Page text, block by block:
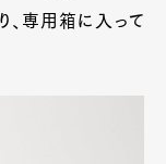
、専用箱に入って